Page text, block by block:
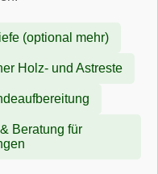
(optional mehr)
Holz- und Astreste
Beratung für